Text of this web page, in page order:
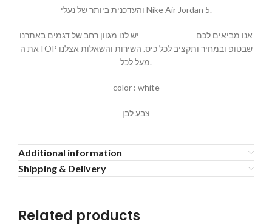
והעדכנית ביותר של נעלי Nike Air Jordan 5.
את הTOP שבטופ ובמחיר ותקציב לכל כיס. השירות והשאלות אצלנו
מעל לכל.
color : white
צבע לבן
Additional information
Shipping & Delivery
Related products